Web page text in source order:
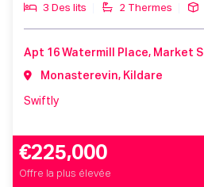
3 Des lits 2 Thermes
Monasterevin, Kildare
Swiftly
€225,000
Offre la plus élevée